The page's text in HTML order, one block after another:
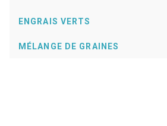
ENGRAIS VERTS
MÉLANGE DE GRAINES